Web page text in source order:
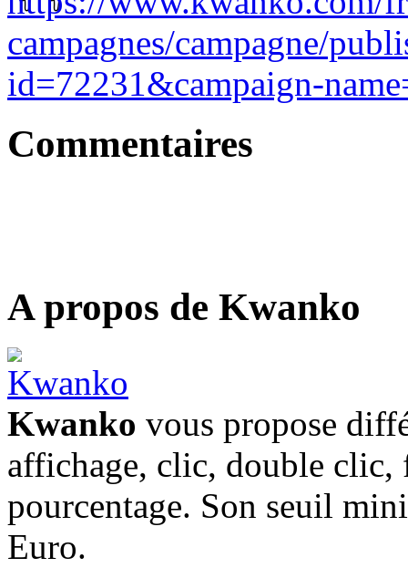
campagnes/campagne/
id=72231&campaign-
Commentaires
A propos de Kwanko
Kwanko vous propose
affichage, clic, double clic,
pourcentage. Son seuil
Euro.